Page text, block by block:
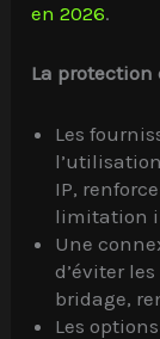
en 2026.
La protection
Les
IP,
limitation
Une
d’éviter
bridage,
Les